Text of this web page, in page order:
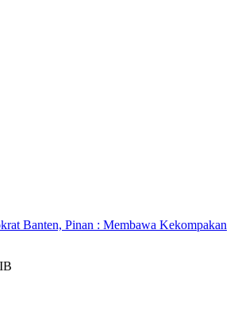
Banten, Pinan : Membawa Kekompakan